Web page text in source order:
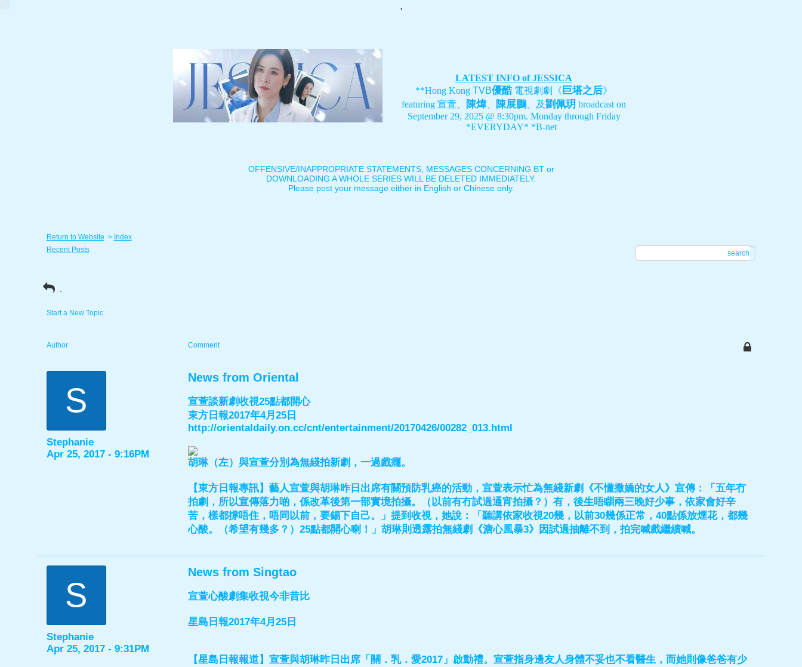
.
LATEST INFO of JESSICA
**Hong Kong TVB優酷電視劇劇《 巨塔之后》
featuring 宣萱、 陳煒、 陳展鵬 、及劉佩玥 broadcast on
September 29, 2025 @ 8:30pm. Monday through Friday
*EVERYDAY* *B-net
OFFENSIVE/INAPPROPRIATE STATEMENTS, MESSAGES CONCERNING BT or
DOWNLOADING A WHOLE SERIES WILL BE DELETED IMMEDIATELY.
Please post your message either in English or Chinese only.
Return to Website > Index
Recent Posts
search
.
Start a New Topic
Author Comment
S
Stephanie
Apr 25, 2017 - 9:16PM
News from Oriental
宣萱談新劇收視25點都開心
東方日報2017年4月25日
http://orientaldaily.on.cc/cnt/entertainment/20170426/00282_013.html
胡琳（左）與宣萱分別為無綫拍新劇，一過戲癮。
【東方日報專訊】藝人宣萱與胡琳昨日出席有關預防乳癌的活動，宣萱表示忙為無綫新劇《不懂撒嬌的女人》宣傳：「五年冇
拍劇，所以宣傳落力啲，係改革後第一部實境拍攝。（以前有冇試過通宵拍攝？）有，後生唔瞓兩三晚好少事，依家會好辛
苦，樣都撐唔住，唔同以前，要錫下自己。」提到收視，她說：「聽講依家收視20幾，以前30幾係正常，40點係放煙花，都幾
心酸。（希望有幾多？）25點都開心喇！」胡琳則透露拍無綫劇《溏心風暴3》因試過抽離不到，拍完喊戲繼續喊。
S
Stephanie
Apr 25, 2017 - 9:31PM
News from Singtao
宣萱心酸劇集收視今非昔比
星島日報2017年4月25日
【星島日報報道】宣萱與胡琳昨日出席「關．乳．愛2017」啟動禮。宣萱指身邊友人身體不妥也不看醫生，而她則像爸爸有少